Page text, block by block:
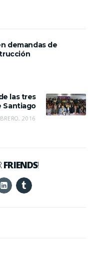
demandas de
las tres
Santiago
2016
FRIENDS!